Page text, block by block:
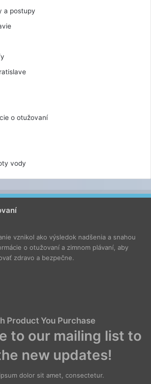
a postupy
o otužovaní
vody
vznikol ako výsledok nadšenia a snahou
o otužovaní a zimnom plávaní, aby
zdravo a bezpečne.
Product You Purchase
to our mailing list to
new updates!
dolor sit amet, consectetur.